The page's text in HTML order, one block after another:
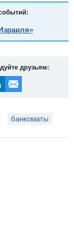
друзьям:
банкоматы